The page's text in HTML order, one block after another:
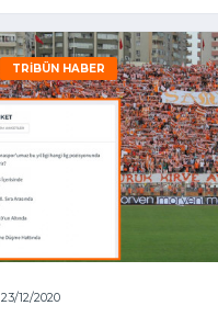
TRIBÜN HABER
23/12/2020